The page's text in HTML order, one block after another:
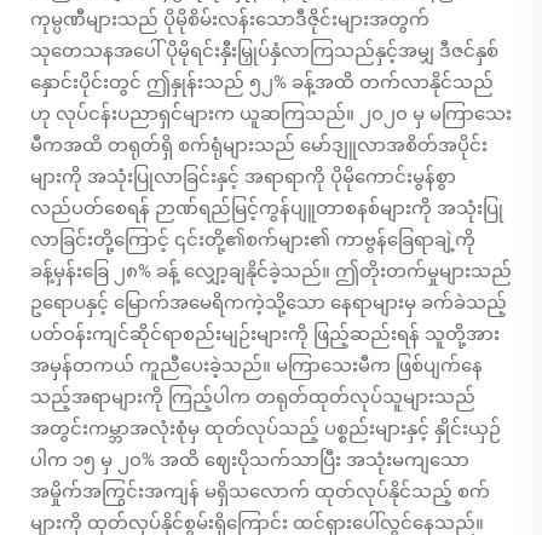
ကုမ္ပဏီများသည် ပိုမိုစိမ်းလန်းသောဒီဇိုင်းများအတွက်
သုတေသနအပေါ် ပိုမိုရင်းနှီးမြှုပ်နှံလာကြသည်နှင့်အမျှ ဒီဇင်နှစ်
နှောင်းပိုင်းတွင် ဤနှုန်းသည် ၅၂% ခန့်အထိ တက်လာနိုင်သည်
ဟု လုပ်ငန်းပညာရှင်များက ယူဆကြသည်။ ၂၀၂၀ မှ မကြာသေး
မီကအထိ တရုတ်ရှိ စက်ရုံများသည် မော်ဒျူလာအစိတ်အပိုင်း
များကို အသုံးပြုလာခြင်းနှင့် အရာရာကို ပိုမိုကောင်းမွန်စွာ
လည်ပတ်စေရန် ဉာဏ်ရည်မြင့်ကွန်ပျူတာစနစ်များကို အသုံးပြု
လာခြင်းတို့ကြောင့် ၎င်းတို့၏စက်များ၏ ကာဗွန်ခြေရာချဲ့ကို
ခန့်မှန်းခြေ ၂၈% ခန့် လျှော့ချနိုင်ခဲ့သည်။ ဤတိုးတက်မှုများသည်
ဥရောပနှင့် မြောက်အမေရိကကဲ့သို့သော နေရာများမှ ခက်ခဲသည့်
ပတ်ဝန်းကျင်ဆိုင်ရာစည်းမျဉ်းများကို ဖြည့်ဆည်းရန် သူတို့အား
အမှန်တကယ် ကူညီပေးခဲ့သည်။ မကြာသေးမီက ဖြစ်ပျက်နေ
သည့်အရာများကို ကြည့်ပါက တရုတ်ထုတ်လုပ်သူများသည်
အတွင်းကမ္ဘာအလုံးစုံမှ ထုတ်လုပ်သည့် ပစ္စည်းများနှင့် နှိုင်းယှဉ်
ပါက ၁၅ မှ ၂၀% အထိ ဈေးပိုသက်သာပြီး အသုံးမကျသော
အမှိုက်အကြွင်းအကျန် မရှိသလောက် ထုတ်လုပ်နိုင်သည့် စက်
များကို ထုတ်လုပ်နိုင်စွမ်းရှိကြောင်း ထင်ရှားပေါ်လွင်နေသည်။